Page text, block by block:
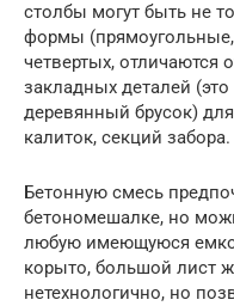
столбы могут быть не
формы (прямоугольные,
четвертых, отличаются
закладных деталей
деревянный брусок)
калиток, секций забора.
Бетонную смесь
бетономешалке, но
любую имеющуюся
корыто, большой лист
нетехнологично, но